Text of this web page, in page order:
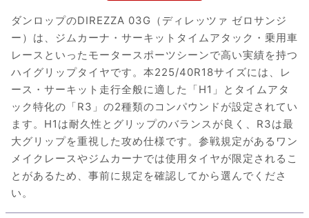
ダンロップのDIREZZA 03G（ディレッツァ ゼロサンジ
ー）は、ジムカーナ・サーキットタイムアタック・乗用車
レースといったモータースポーツシーンで高い実績を持つ
ハイグリップタイヤです。本225/40R18サイズには、レ
ース・サーキット走行全般に適した「H1」とタイムアタ
ック特化の「R3」の2種類のコンパウンドが設定されてい
ます。H1は耐久性とグリップのバランスが良く、R3は最
大グリップを重視した攻め仕様です。参戦規定があるワン
メイクレースやジムカーナでは使用タイヤが限定されるこ
とがあるため、事前に規定を確認してから選んでくださ
い。